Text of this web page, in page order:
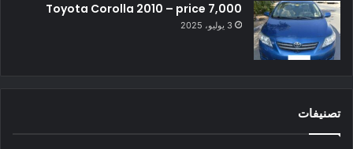
Toyota Corolla 2010 – price 7,000
3 يوليو، 2025
تصنيفات